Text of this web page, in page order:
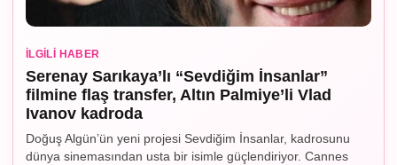
İLGILI HABER
Serenay Sarıkaya’lı “Sevdiğim İnsanlar”
filmine flaş transfer, Altın Palmiye’li Vlad
Ivanov kadroda
Doğuş Algün’ün yeni projesi Sevdiğim İnsanlar, kadrosunu
dünya sinemasından usta bir isimle güçlendiriyor. Cannes